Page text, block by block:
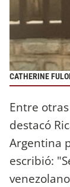
CATHERINE
Entre
destacó
Argentina
escribió: